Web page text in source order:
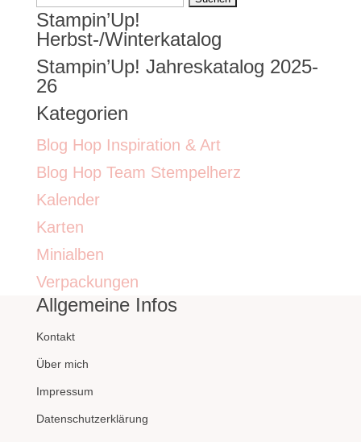
nach:
Stampin’Up!
Herbst-/Winterkatalog
Stampin’Up! Jahreskatalog 2025-
26
Kategorien
Blog Hop Inspiration & Art
Blog Hop Team Stempelherz
Kalender
Karten
Minialben
Verpackungen
Allgemeine Infos
Kontakt
Über mich
Impressum
Datenschutzerklärung